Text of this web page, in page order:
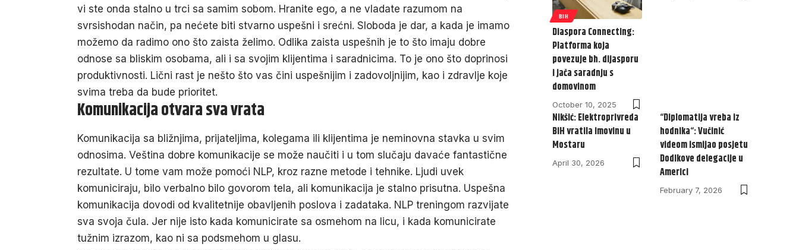
vi ste onda stalno u trci sa samim sobom. Hranite ego, a ne vladate razumom na
svrsishodan način, pa nećete biti stvarno uspešni i srećni. Sloboda je dar, a kada je imamo
možemo da radimo ono što zaista želimo. Odlika zaista uspešnih je to što imaju dobre
odnose sa bliskim osobama, ali i sa svojim klijentima i saradnicima. To je ono što doprinosi
produktivnosti. Lični rast je nešto što vas čini uspešnijim i zadovoljnijim, kao i zdravlje koje
svima treba da bude prioritet.
Komunikacija otvara sva vrata
Komunikacija sa bližnjima, prijateljima, kolegama ili klijentima je neminovna stavka u svim
odnosima. Veština dobre komunikacije se može naučiti i u tom slučaju davaće fantastične
rezultate. U tome vam može pomoći NLP, kroz razne metode i tehnike. Ljudi uvek
komuniciraju, bilo verbalno bilo govorom tela, ali komunikacija je stalno prisutna. Uspešna
komunikacija dovodi od kvalitetnije obavljenih poslova i zadataka. NLP treningom razvijate
sva svoja čula. Jer nije isto kada komunicirate sa osmehom na licu, i kada komunicirate
tužnim izrazom, kao ni sa podsmehom u glasu.
BIH
Diaspora Connecting:
Platforma koja
povezuje bh. dijasporu
i jača saradnju s
domovinom
October 10, 2025
Nikšić: Elektroprivreda
BiH vratila imovinu u
Mostaru
April 30, 2026
“Diplomatija vreba iz
hodnika“: Vučinić
videom ismijao posjetu
Dodikove delegacije u
Americi
February 7, 2026